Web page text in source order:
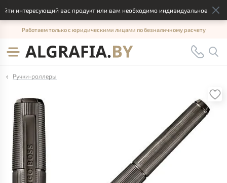
интересующий вас продукт или вам необходимо индивидуальное
Работаем только с юридическими лицами по безналичному расчету
Ручки-роллеры